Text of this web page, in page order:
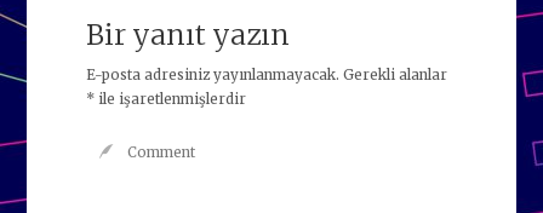
Bir yanıt yazın
E-posta adresiniz yayınlanmayacak. Gerekli alanlar
*ile işaretlenmişlerdir